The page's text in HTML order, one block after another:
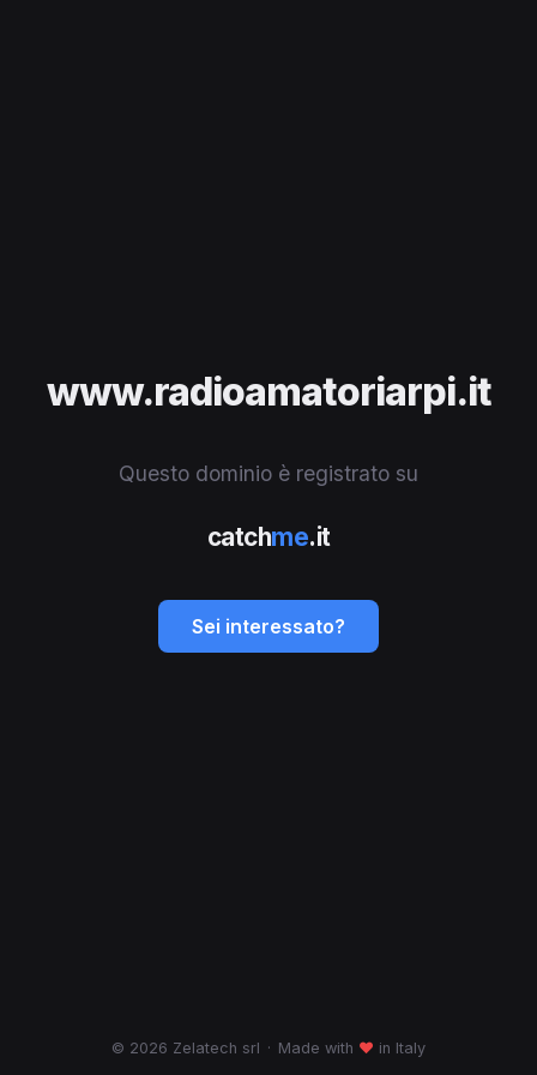
www.radioamatoriarpi.it
Questo dominio è registrato su
catchme.it
Sei interessato?
© 2026 Zelatech srl · Made with ♥ in Italy